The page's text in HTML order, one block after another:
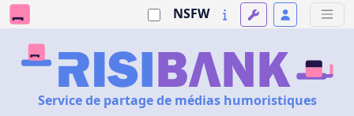
NSFW
Service de partage de médias humoristiques